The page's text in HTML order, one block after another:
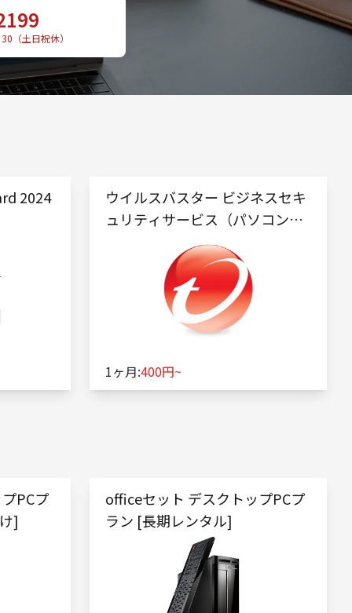
（土日祝休）
2024
ウイルスバスター ビジネスセキ
ュリティサービス（パソコン用
1ヶ月:400円~
PCプ
]
officeセット デスクトップPCプ
ラン [長期レンタル]